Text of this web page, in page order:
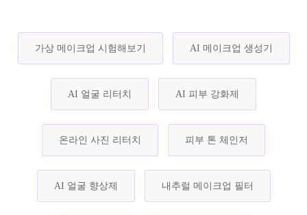
가상 메이크업 시험해보기 AI 메이크업 생성기
AI 얼굴 리터치 AI 피부 강화제
온라인 사진 리터치 피부 톤 체인저
AI 얼굴 향상제 내추럴 메이크업 필터